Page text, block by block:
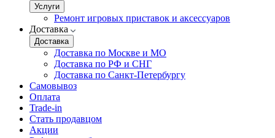
Услуги
Ремонт игровых приставок и аксессуаров
Доставка
Доставка
Доставка по Москве и МО
Доставка по РФ и СНГ
Доставка по Санкт-Петербургу
Самовывоз
Оплата
Trade-in
Стать продавцом
Акции